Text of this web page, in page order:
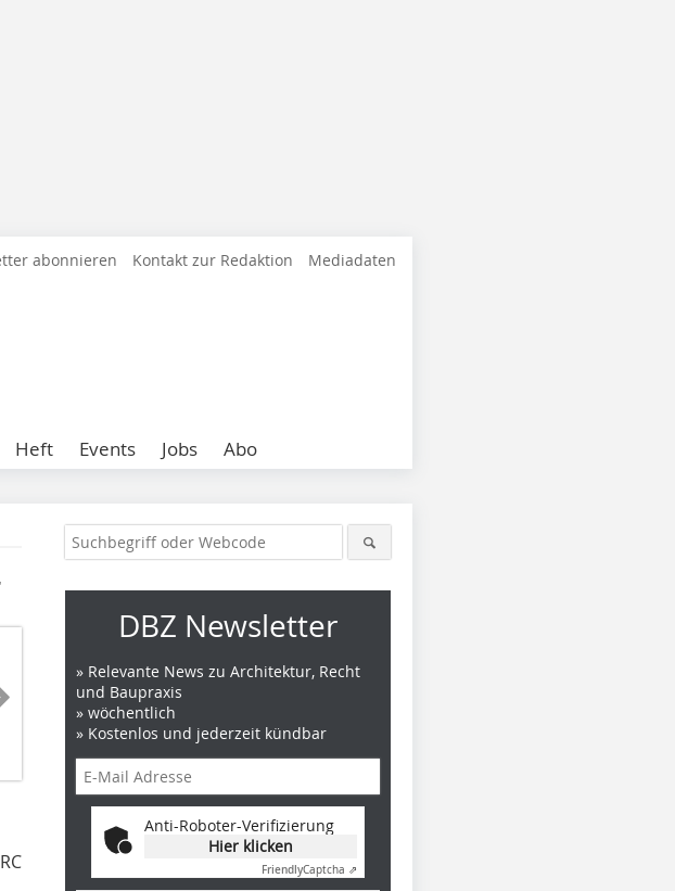
abonnieren Kontakt zur Redaktion Mediadaten
Heft Events Jobs Abo
DBZ Newsletter
» Relevante News zu Architektur, Recht
und Baupraxis
» wöchentlich
» Kostenlos und jederzeit kündbar
Anti-Roboter-Verifizierung
Hier klicken
FriendlyCaptcha ⇗